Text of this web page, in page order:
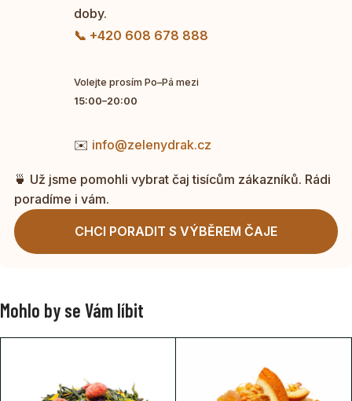
doby.
📞 +420 608 678 888
Volejte prosím Po–Pá mezi
15:00–20:00
✉️ info@zelenydrak.cz
🍵 Už jsme pomohli vybrat čaj tisícům zákazníků. Rádi
poradíme i vám.
CHCI PORADIT S VÝBĚREM ČAJE
Mohlo by se Vám líbit